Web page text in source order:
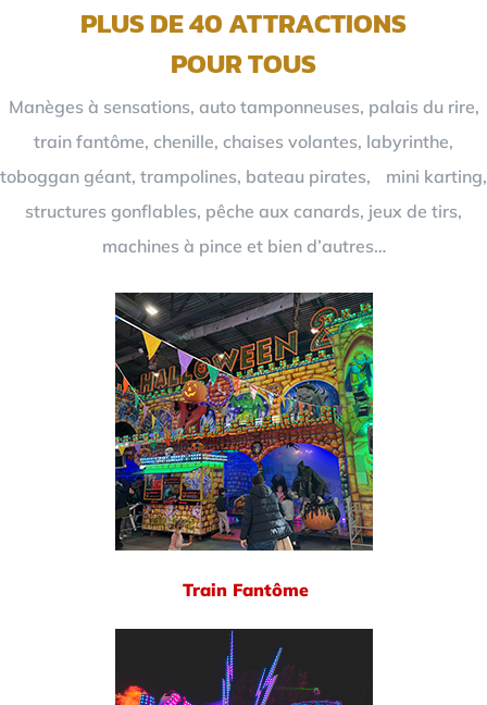
PLUS DE 40 ATTRACTIONS
POUR TOUS
Manèges à sensations, auto tamponneuses, palais du rire,
train fantôme, chenille, chaises volantes, labyrinthe,
toboggan géant, trampolines, bateau pirates, mini karting,
structures gonflables, pêche aux canards, jeux de tirs,
machines à pince et bien d’autres…
Train Fantôme